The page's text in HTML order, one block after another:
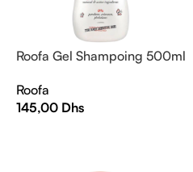
Roofa Gel Shampoing 500ml
Roofa
145,00 Dhs